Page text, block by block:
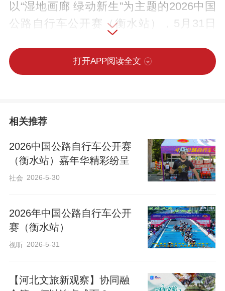
以“湿地画廊 绿动新生”为主题的2026中国
公路自行车公开赛（衡水站），5月31日
自全国各地近百支队伍、1500余名骑行健
儿齐聚湖城，在环湖赛道上展开速度与耐
本次赛事由中国自行车运动协会、河北省
体育局、衡水市人民政府主办，设置分别
是男子公路俱乐部组、男子公路精英组、
男子公路公开组、男子公路大学生组、男
众骑游组七大组别，兼顾专业竞技与全民
参与，覆盖各年龄段、各水平骑行爱好
者。
打开APP阅读全文
相关推荐
2026中国公路自行车公开赛
（衡水站）嘉年华精彩纷呈
社会 2026-5-30
2026年中国公路自行车公开
赛（衡水站）
视听 2026-5-31
【河北文旅新观察】协同融